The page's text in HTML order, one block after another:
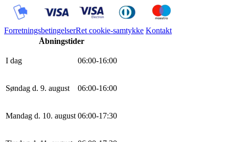
ForretningsbetingelserRet cookie-samtykke Kontakt
Åbningstider
I dag 06:00-16:00
Søndag d. 9. august 06:00-16:00
Mandag d. 10. august 06:00-17:30